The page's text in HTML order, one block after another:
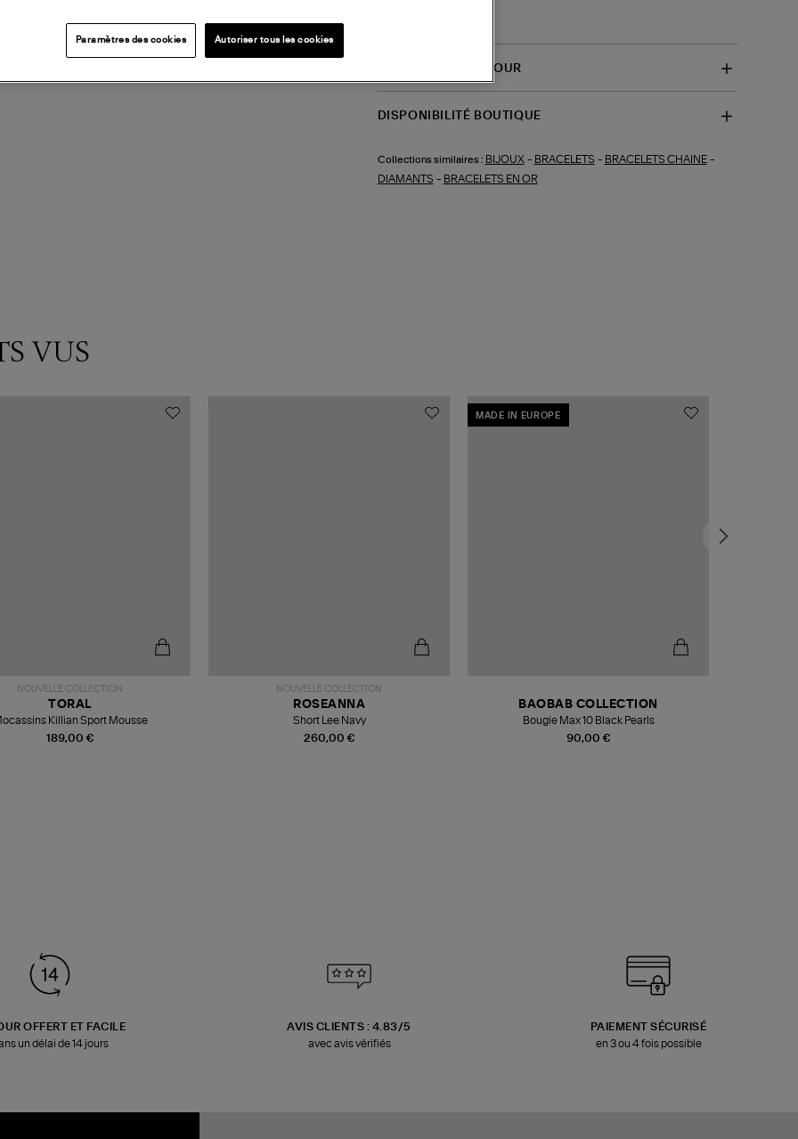
LIVRAISON ET RETOUR
DISPONIBILITÉ BOUTIQUE
Collections similaires : BIJOUX- BRACELETS - BRACELETS CHAINE-
DIAMANTS - BRACELETS EN OR
VUS
NOUVELLE COLLECTION
189,00 €
TORAL
Killian Sport Mousse
NOUVELLE COLLECTION
260,00 €
ROSEANNA
Short Lee Navy
MADE IN EUROPE
90,00 €
BAOBAB COLLECTION
Bougie Max 10 Black Pearls
OFFERT ET FACILE
un délai de 14 jours
AVIS CLIENTS : 4.83/5
avec avis vérifiés
PAIEMENT SÉCURISÉ
en 3 ou 4 fois possible
Paramètres des cookies Autoriser tous les cookies